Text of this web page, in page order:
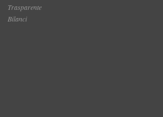
Trasparente
Bilanci